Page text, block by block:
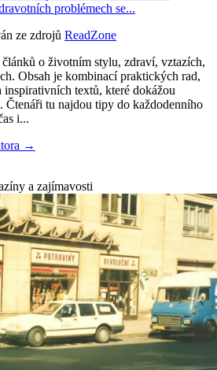
problémech se...
ze zdrojů ReadZone
o životním stylu, zdraví, vztazích,
Obsah je kombinací praktických rad,
inspirativních textů, které dokážou
Čtenáři tu najdou tipy do každodenního
i...
→
a zajímavosti